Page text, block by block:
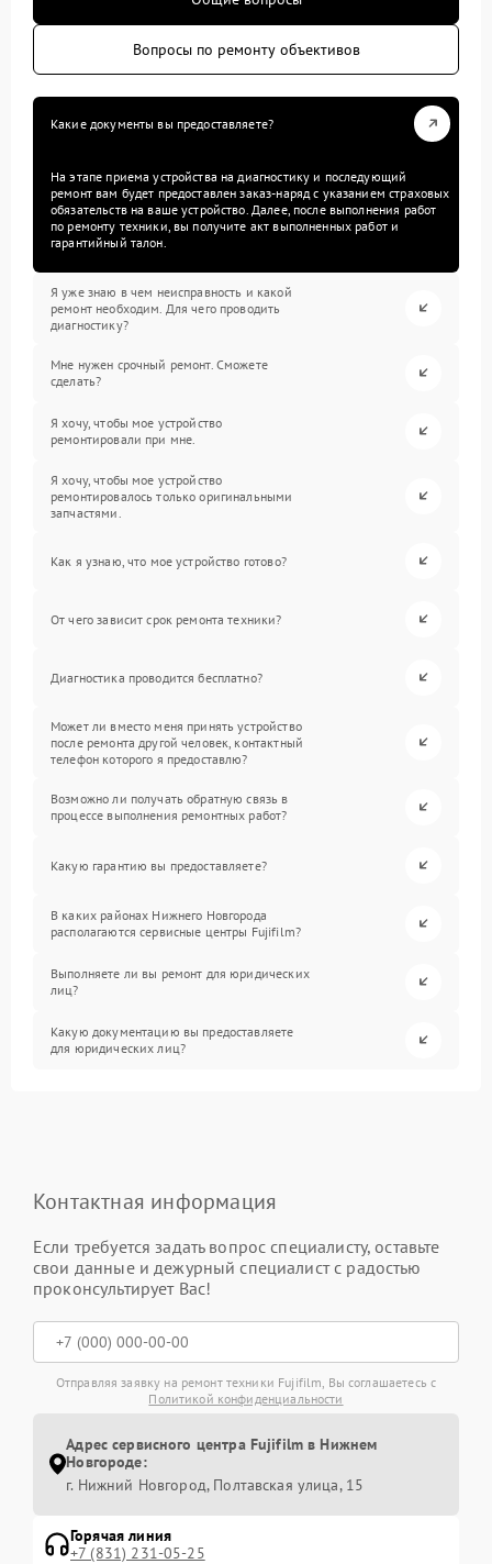
Вопросы по ремонту объективов
Какие документы вы предоставляете?
На этапе приема устройства на диагностику и последующий
ремонт вам будет предоставлен заказ-наряд с указанием страховых
обязательств на ваше устройство. Далее, после выполнения работ
по ремонту техники, вы получите акт выполненных работ и
гарантийный талон.
Я уже знаю в чем неисправность и какой
ремонт необходим. Для чего проводить
диагностику?
Мне нужен срочный ремонт. Сможете
сделать?
Я хочу, чтобы мое устройство
ремонтировали при мне.
Я хочу, чтобы мое устройство
ремонтировалось только оригинальными
запчастями.
Как я узнаю, что мое устройство готово?
От чего зависит срок ремонта техники?
Диагностика проводится бесплатно?
Может ли вместо меня принять устройство
после ремонта другой человек, контактный
телефон которого я предоставлю?
Возможно ли получать обратную связь в
процессе выполнения ремонтных работ?
Какую гарантию вы предоставляете?
В каких районах Нижнего Новгорода
располагаются сервисные центры Fujifilm?
Выполняете ли вы ремонт для юридических
лиц?
Какую документацию вы предоставляете
для юридических лиц?
Контактная информация
Если требуется задать вопрос специалисту, оставьте
свои данные и дежурный специалист с радостью
проконсультирует Вас!
Отправляя заявку на ремонт техники Fujifilm, Вы соглашаетесь с
Политикой конфиденциальности
Адрес сервисного центра Fujifilm в Нижнем
Новгороде:
г. Нижний Новгород, Полтавская улица, 15
Горячая линия
+7 (831) 231-05-25